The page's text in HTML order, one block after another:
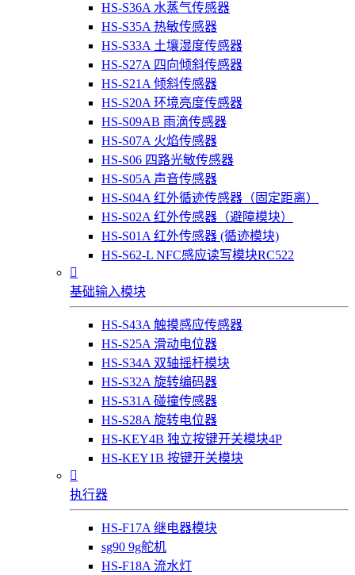
HS-S36A 水蒸气传感器
HS-S35A 热敏传感器
HS-S33A 土壤湿度传感器
HS-S27A 四向倾斜传感器
HS-S21A 倾斜传感器
HS-S20A 环境亮度传感器
HS-S09AB 雨滴传感器
HS-S07A 火焰传感器
HS-S06 四路光敏传感器
HS-S05A 声音传感器
HS-S04A 红外循迹传感器（固定距离）
HS-S02A 红外传感器（避障模块）
HS-S01A 红外传感器 (循迹模块)
HS-S62-L NFC感应读写模块RC522

基础输入模块
HS-S43A 触摸感应传感器
HS-S25A 滑动电位器
HS-S34A 双轴摇杆模块
HS-S32A 旋转编码器
HS-S31A 碰撞传感器
HS-S28A 旋转电位器
HS-KEY4B 独立按键开关模块4P
HS-KEY1B 按键开关模块

执行器
HS-F17A 继电器模块
sg90 9g舵机
HS-F18A 流水灯